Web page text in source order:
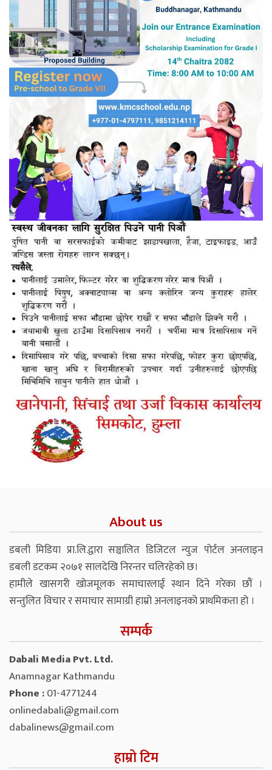
About us
डबली मिडिया प्रा.लि.द्वारा सञ्चालित डिजिटल न्युज पोर्टल अनलाइन
डबली डटकम २०७१ सालदेखि निरन्तर चलिरहेको छ।
हामीले खासगरी खोजमूलक समाचारलाई स्थान दिने गरेका छौं ।
सन्तुलित विचार र समाचार सामाग्री हाम्रो अनलाइनको प्राथमिकता हो ।
सम्पर्क
Dabali Media Pvt. Ltd.
Anamnagar Kathmandu
Phone :01-4771244
onlinedabali@gmail.com
dabalinews@gmail.com
हाम्रो टिम